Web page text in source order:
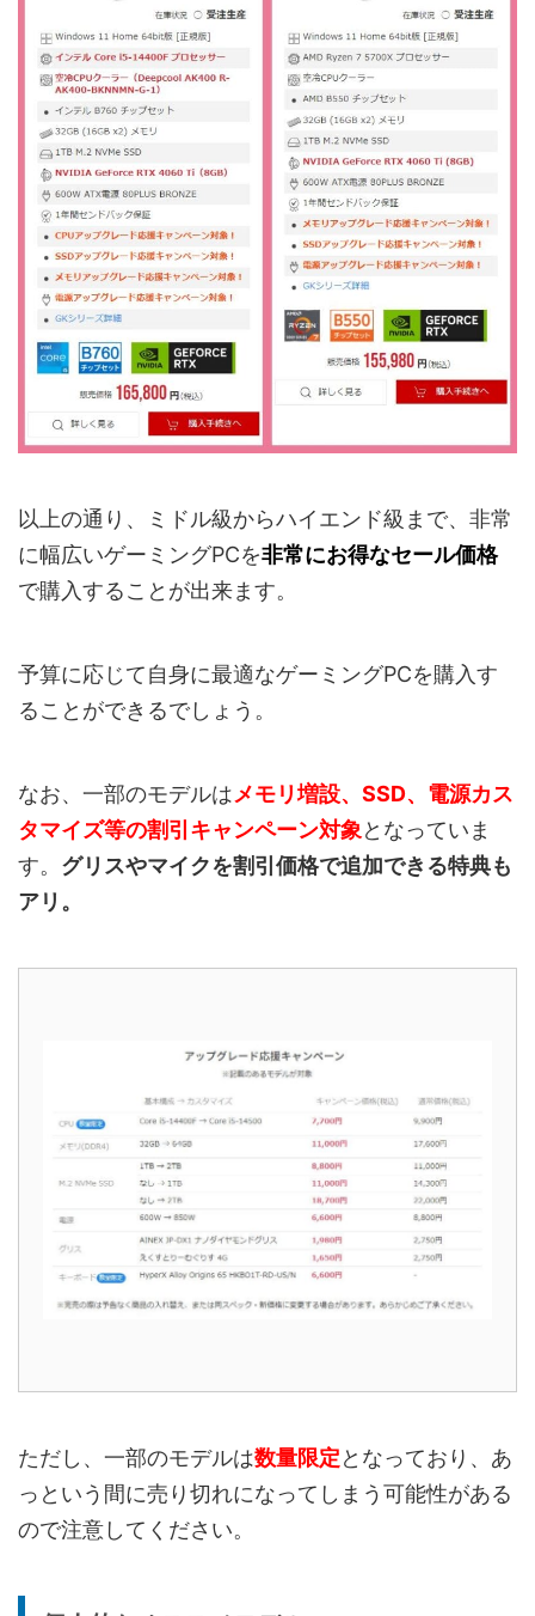
以上の通り、ミドル級からハイエンド級まで、非常
に幅広いゲーミングPCを非常にお得なセール価格
で購入することが出来ます。
予算に応じて自身に最適なゲーミングPCを購入す
ることができるでしょう。
なお、一部のモデルはメモリ増設、SSD、電源カス
タマイズ等の割引キャンペーン対象となっていま
す。 グリスやマイクを割引価格で追加できる特典も
アリ。
ただし、一部のモデルは数量限定となっており、あ
っという間に売り切れになってしまう可能性がある
ので注意してください。